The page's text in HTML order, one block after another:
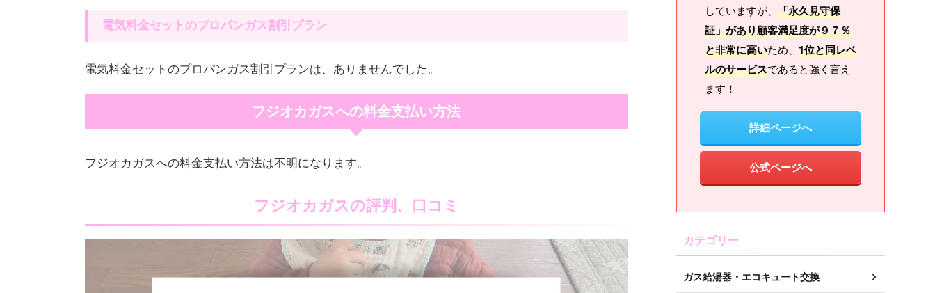
電気料金セットのプロパンガス割引プラン
電気料金セットのプロパンガス割引プランは、ありませんでした。
フジオカガスへの料金支払い方法
フジオカガスへの料金支払い方法は不明になります。
フジオカガスの評判、口コミ
していますが、 「永久見守保
証」があり顧客満足度が９７％
と非常に高いため、 1位と同レベ
ルのサービスであると強く言え
ます！
詳細ページへ
公式ページへ
カテゴリー
ガス給湯器・エコキュート交換